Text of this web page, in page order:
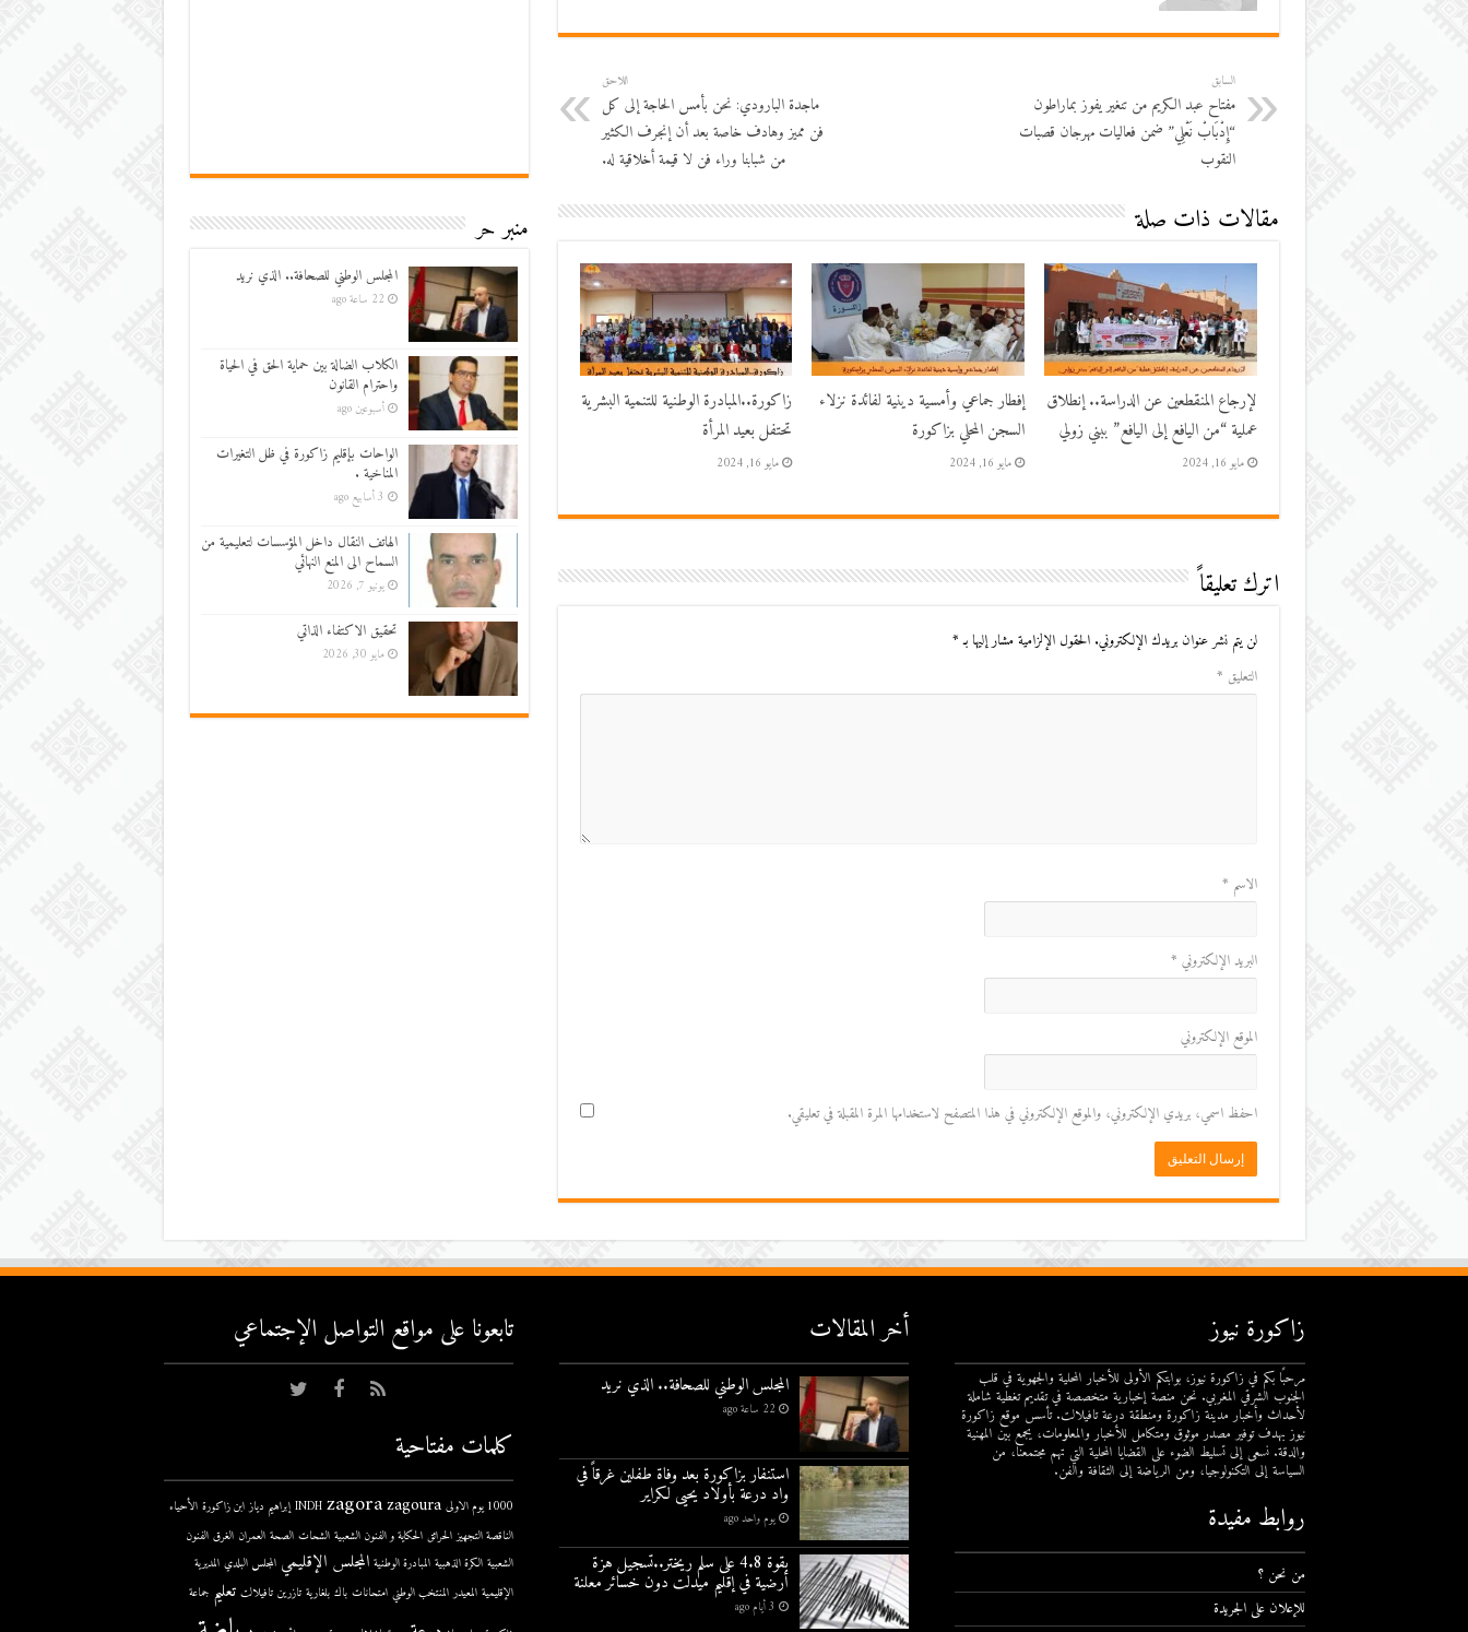
السابق
مفتاح عبد الكريم من تنغير يفوز بماراطون
“إِدْبَابْ نَعْلِي” ضمن فعاليات مهرجان قصبات
النقوب
اللاحق
ماجدة البارودي: نحن بأمس الحاجة إلى كل
فن مميز وهادف خاصة بعد أن إنجرف الكثير
من شبابنا وراء فن لا قيمة أخلاقية له.
مقالات ذات صلة
لإرجاع المنقطعين عن الدراسة.. إنطلاق
عملية “من اليافع إلى اليافع” ببني زولي
مايو 16, 2024
إفطار جماعي وأمسية دينية لفائدة نزلاء
السجن المحلي بزاكورة
مايو 16, 2024
زاكورة..المبادرة الوطنية للتنمية البشرية
تحتفل بعيد المرأة
مايو 16, 2024
اترك تعليقاً
لن يتم نشر عنوان بريدك الإلكتروني. الحقول الإلزامية مشار إليها بـ*
التعليق *
الاسم *
البريد الإلكتروني *
الموقع الإلكتروني
احفظ اسمي، بريدي الإلكتروني، والموقع الإلكتروني في هذا المتصفح لاستخدامها المرة المقبلة في تعليقي.
منبر حر
المجلس الوطني للصحافة.. الذي نريد
22 ساعة ago
الكلاب الضالة بين حماية الحق في الحياة
واحترام القانون
أسبوعين ago
الواحات بإقليم زاكورة في ظل التغيرات
المناخية .
3 أسابيع ago
الهاتف النقال داخل المؤسسات لتعليمية من
السماح الى المنع النهائي
يونيو 7, 2026
تحقيق الاكتفاء الذاتي
مايو 30, 2026
زاكورة نيوز
مرحبًا بكم في زاكورة نيوز، بوابتكم الأولى للأخبار المحلية والجهوية في قلب
الجنوب الشرقي المغربي. نحن منصة إخبارية متخصصة في تقديم تغطية شاملة
لأحداث وأخبار مدينة زاكورة ومنطقة درعة تافيلالت. تأسس موقع زاكورة
نيوز بهدف توفير مصدر موثوق ومتكامل للأخبار والمعلومات، يجمع بين المهنية
والدقة. نسعى إلى تسليط الضوء على القضايا المحلية التي تهم مجتمعنا، من
السياسة إلى التكنولوجيا، ومن الرياضة إلى الثقافة والفن.
روابط مفيدة
من نحن ؟
للإعلان على الجريدة
أخر المقالات
المجلس الوطني للصحافة.. الذي نريد
22 ساعة ago
استنفار بزاكورة بعد وفاة طفلين غرقاً في
واد درعة بأولاد يحيى لكراير
يوم واحد ago
بقوة 4.8 على سلم ريختر..تسجيل هزة
أرضية في إقليم ميدلت دون خسائر معلنة
3 أيام ago
تابعونا على مواقع التواصل اﻹجتماعي
كلمات مفتاحية
1000 يوم الاولى INDH zagorazagoura إبراهيم دياز ابن زاكورة الأحياء
الناقصة التجهيز الحرائق الحكاية و الفنون الشعبية الشحات الصحة العمران الغرق الفنون
الشعبية الكرة الذهبية المبادرة الوطنية المجلس الإقليمي المجلس البلدي المديرية
الإقليمية المعيدر المنتخب الوطني امتحانات باك بلغارية تازرين تافيلالت تعليم جماعة